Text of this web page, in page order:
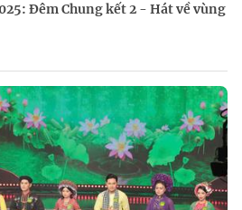
Đêm Chung kết 2 - Hát về vùng